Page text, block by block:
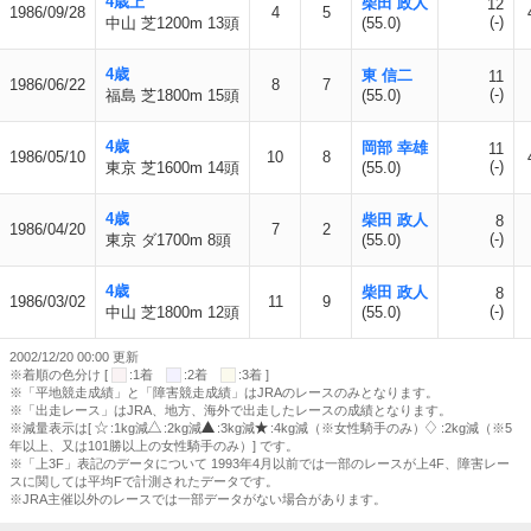
1986/09/28
中山 芝1200m 13頭
4 5
(55.0)
12
(-)
1986/06/22
4歳
福島 芝1800m 15頭
8 7
東 信二
(55.0)
11
(-)
1986/05/10
4歳
東京 芝1600m 14頭
10 8
岡部 幸雄
(55.0)
11
(-)
1986/04/20
4歳
東京 ダ1700m 8頭
7 2
柴田 政人
(55.0)
8
(-)
1986/03/02
4歳
中山 芝1800m 12頭
11 9
柴田 政人
(55.0)
8
(-)
2002/12/20 00:00 更新
※着順の色分け [
:1着 :2着
:3着 ]
※「平地競走成績」と「障害競走成績」はJRAのレースのみとなります。
※「出走レース」はJRA、地方、海外で出走したレースの成績となります。
※減量表示は[
:1kg減 :2kg減 :3kg減 :4kg減（※女性騎手のみ）
:2kg減（※5
年以上、又は101勝以上の女性騎手のみ）] です。
※「上3F」表記のデータについて 1993年4月以前では一部のレースが上4F、障害レー
スに関しては平均Fで計測されたデータです。
※JRA主催以外のレースでは一部データがない場合があります。